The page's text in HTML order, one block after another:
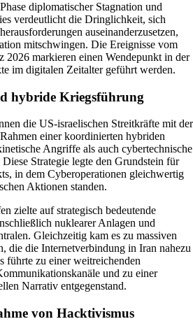
diplomatischer Stagnation und
verdeutlicht die Dringlichkeit, sich
auseinanderzusetzen,
mitschwingen. Die Ereignisse vom
2026 markieren einen Wendepunkt in der
im digitalen Zeitalter geführt werden.
hybride Kriegsführung
die US‑israelischen Streitkräfte mit der
einer koordinierten hybriden
Angriffe als auch cybertechnische
Strategie legte den Grundstein für
in dem Cyberoperationen gleichwertig
Aktionen standen.
zielte auf strategisch bedeutende
nuklearer Anlagen und
Gleichzeitig kam es zu massiven
die die Internetverbindung in Iran nahezu
führte zu einer weitreichenden
und zu einer
Narrativ entgegenstand.
von Hacktivismus